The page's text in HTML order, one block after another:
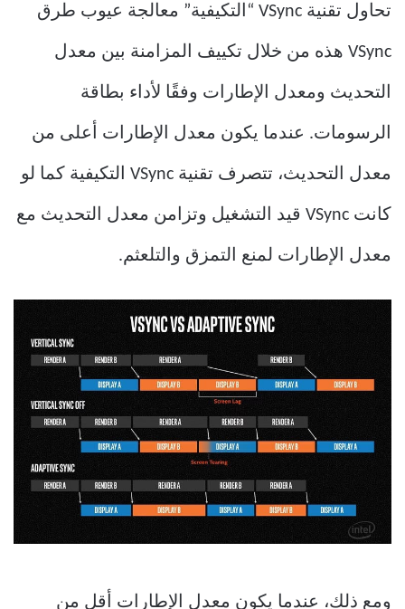
تحاول تقنية VSync “التكيفية” معالجة عيوب طرق
VSync هذه من خلال تكييف المزامنة بين معدل
التحديث ومعدل الإطارات وفقًا لأداء بطاقة
الرسومات. عندما يكون معدل الإطارات أعلى من
معدل التحديث، تتصرف تقنية VSync التكيفية كما لو
كانت VSync قيد التشغيل وتزامن معدل التحديث مع
معدل الإطارات لمنع التمزق والتلعثم.
ومع ذلك، عندما يكون معدل الإطارات أقل من